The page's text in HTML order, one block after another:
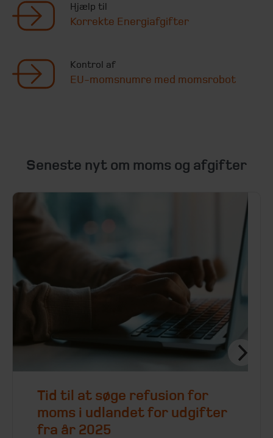
Hjælp til
Korrekte Energiafgifter
Kontrol af
EU-momsnumre med momsrobot
Seneste nyt om moms og afgifter
Tid til at søge refusion for
moms i udlandet for udgifter
fra år 2025